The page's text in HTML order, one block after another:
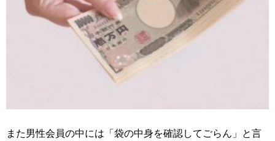
また男性会員の中には「袋の中身を確認してごらん」と言